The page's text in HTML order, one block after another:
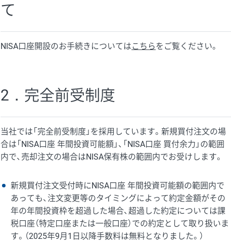
て
NISA口座開設のお手続きについては こちらをご覧ください。
2．完全前受制度
当社では「完全前受制度」を採用しています。新規買付注文の場
合は「NISA口座 年間投資可能額」、「NISA口座 買付余力」の範囲
内で、売却注文の場合はNISA保有株の範囲内でお受けします。
新規買付注文受付時にNISA口座 年間投資可能額の範囲内で
あっても、注文変更等のタイミングによって約定金額がその
年の年間投資枠を超過した場合、超過した約定については課
税口座（特定口座または一般口座）での約定として取り扱いま
す。（2025年9月1日以降手数料は無料となりました。）